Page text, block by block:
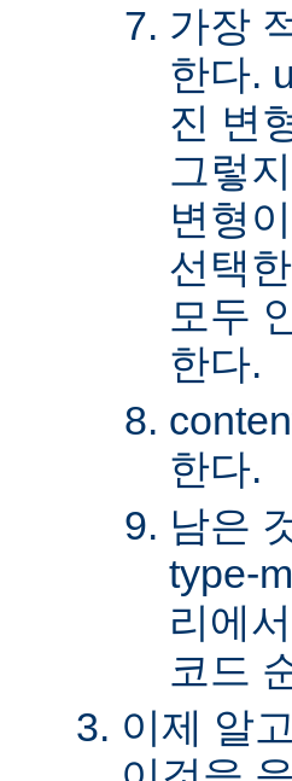
가장
한다.
진 변
그렇
변형
선택
모두
한다.
한다.
남은
type-
리에
코드
이제 알